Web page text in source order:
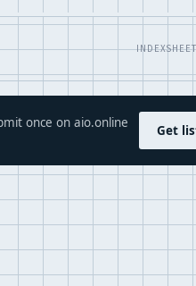
INDEX
once on aio.online
Get